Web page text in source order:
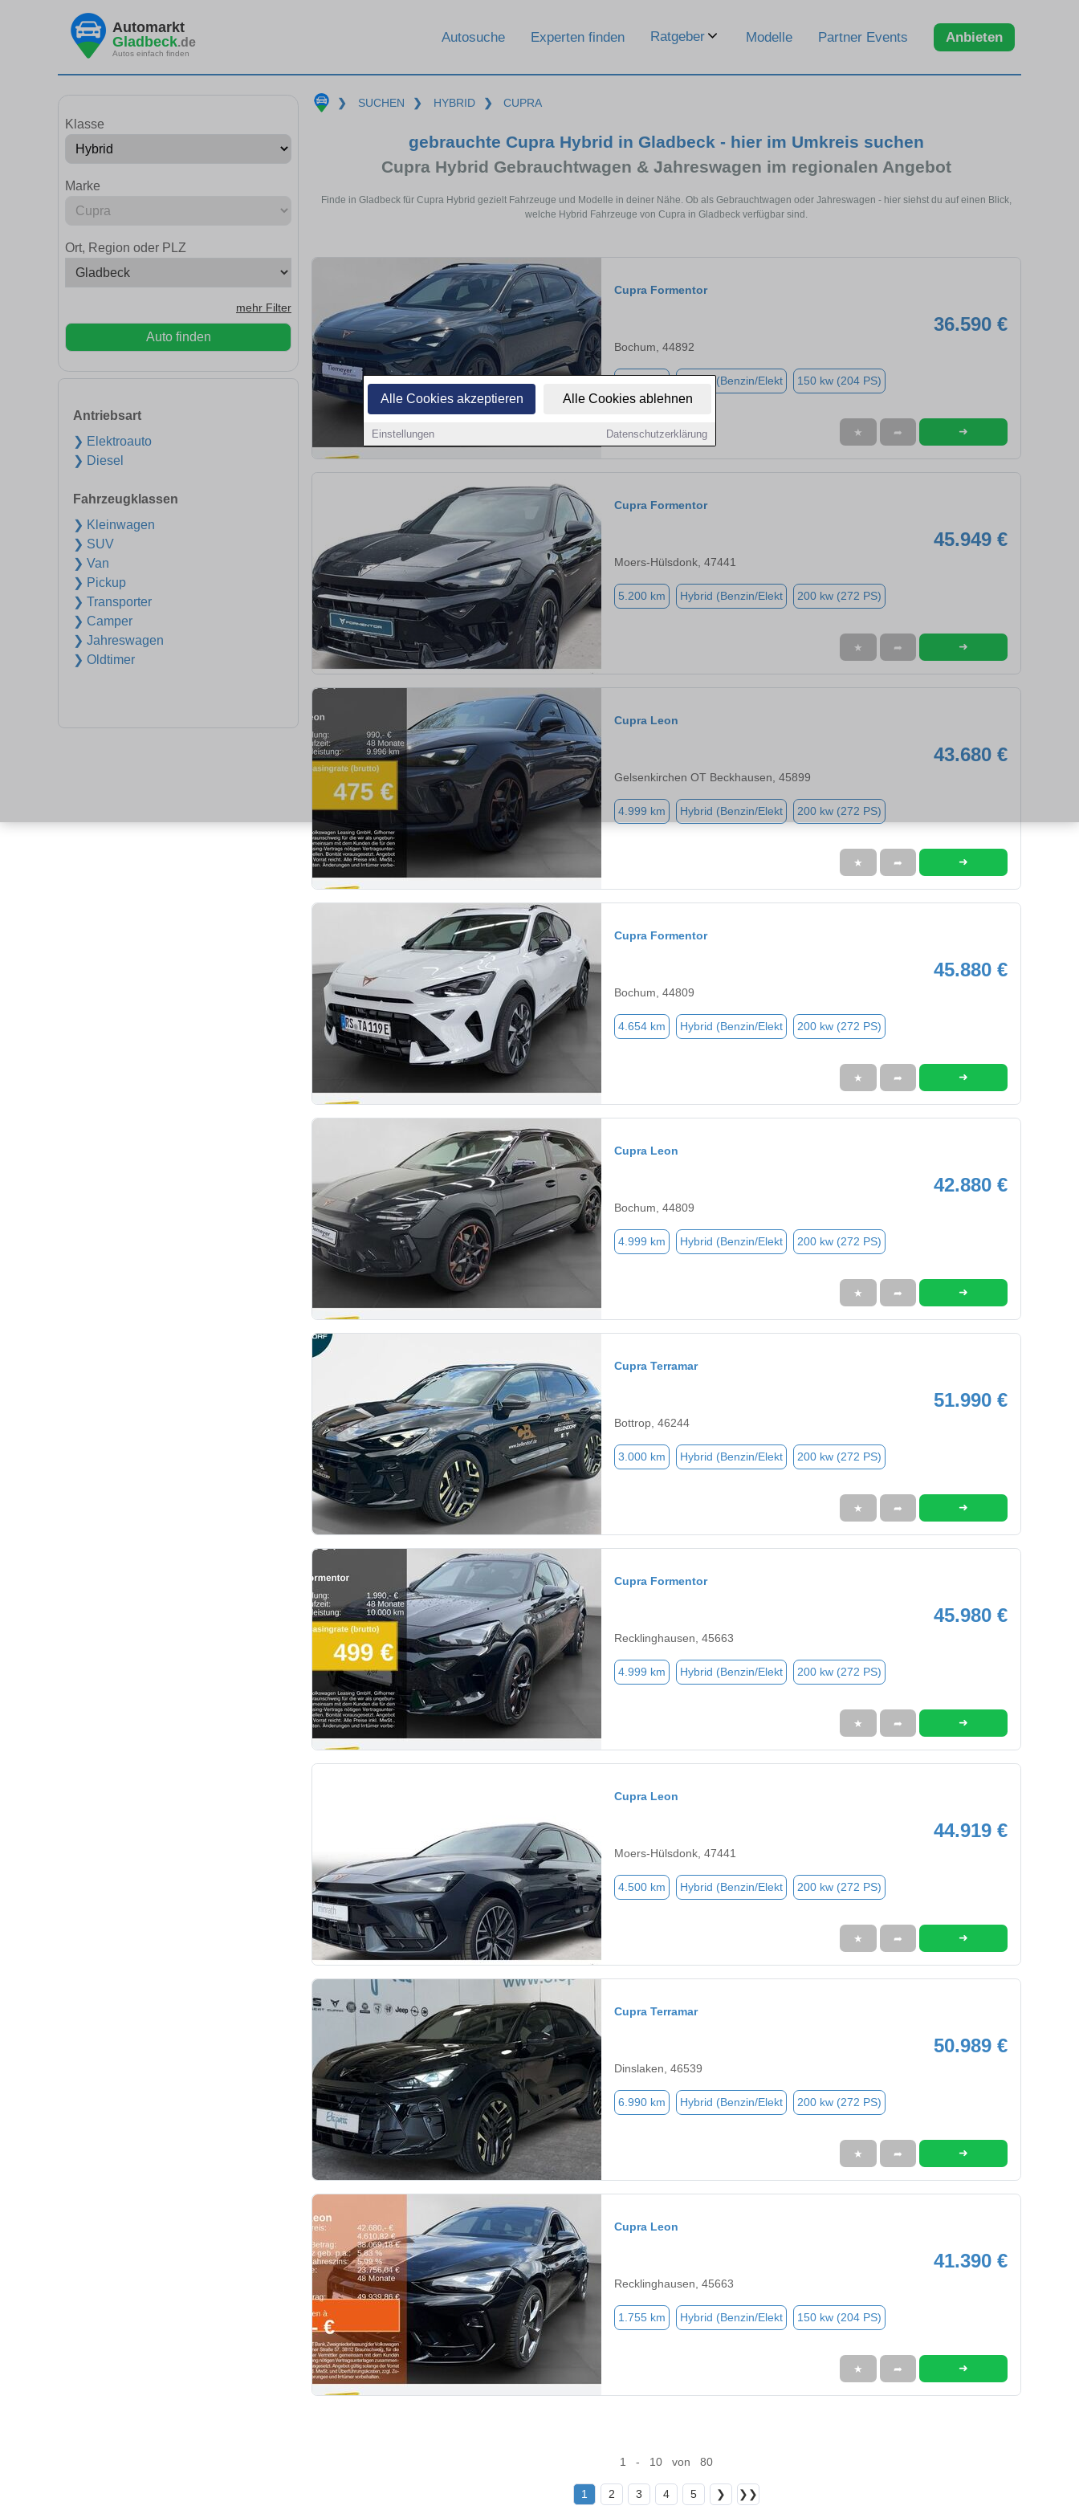
Alle Cookies akzeptieren Alle Cookies ablehnen
Einstellungen Datenschutzerklärung
Automarkt
Gladbeck.de
Autos einfach finden
Autosuche Experten finden Ratgeber Modelle Partner Events Anbieten
Klasse
Marke
Ort, Region oder PLZ
mehr Filter
Auto finden
Antriebsart
❯ Elektroauto
❯ Diesel
Fahrzeugklassen
❯ Kleinwagen
❯ SUV
❯ Van
❯ Pickup
❯ Transporter
❯ Camper
❯ Jahreswagen
❯ Oldtimer
❯ SUCHEN ❯ HYBRID ❯ CUPRA
gebrauchte Cupra Hybrid in Gladbeck - hier im Umkreis suchen
Cupra Hybrid Gebrauchtwagen & Jahreswagen im regionalen Angebot
Finde in Gladbeck für Cupra Hybrid gezielt Fahrzeuge und Modelle in deiner Nähe. Ob als Gebrauchtwagen oder Jahreswagen - hier siehst du auf einen Blick,
welche Hybrid Fahrzeuge von Cupra in Gladbeck verfügbar sind.
Cupra Formentor
36.590 €
Bochum, 44892
Hybrid (Benzin/Elekt 150 kw (204 PS)
★ ➦ ➜
Cupra Formentor
45.949 €
Moers-Hülsdonk, 47441
5.200 km Hybrid (Benzin/Elekt 200 kw (272 PS)
★ ➦ ➜
Cupra Leon
43.680 €
Gelsenkirchen OT Beckhausen, 45899
4.999 km Hybrid (Benzin/Elekt 200 kw (272 PS)
★ ➦ ➜
Cupra Formentor
45.880 €
Bochum, 44809
4.654 km Hybrid (Benzin/Elekt 200 kw (272 PS)
★ ➦ ➜
Cupra Leon
42.880 €
Bochum, 44809
4.999 km Hybrid (Benzin/Elekt 200 kw (272 PS)
★ ➦ ➜
Cupra Terramar
51.990 €
Bottrop, 46244
3.000 km Hybrid (Benzin/Elekt 200 kw (272 PS)
★ ➦ ➜
Cupra Formentor
45.980 €
Recklinghausen, 45663
4.999 km Hybrid (Benzin/Elekt 200 kw (272 PS)
★ ➦ ➜
Cupra Leon
44.919 €
Moers-Hülsdonk, 47441
4.500 km Hybrid (Benzin/Elekt 200 kw (272 PS)
★ ➦ ➜
Cupra Terramar
50.989 €
Dinslaken, 46539
6.990 km Hybrid (Benzin/Elekt 200 kw (272 PS)
★ ➦ ➜
Cupra Leon
41.390 €
Recklinghausen, 45663
1.755 km Hybrid (Benzin/Elekt 150 kw (204 PS)
★ ➦ ➜
1 - 10 von 80
1 2 3 4 5 ❯ ❯❯